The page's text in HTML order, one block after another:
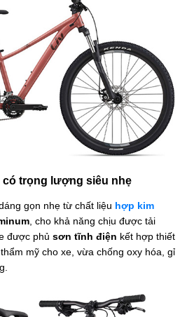
trọng lượng siêu nhẹ
gọn nhẹ từ chất liệu hợp kim
, cho khả năng chịu được tải
được phủ sơn tĩnh điện kết hợp thiết
mỹ cho xe, vừa chống oxy hóa, gỉ